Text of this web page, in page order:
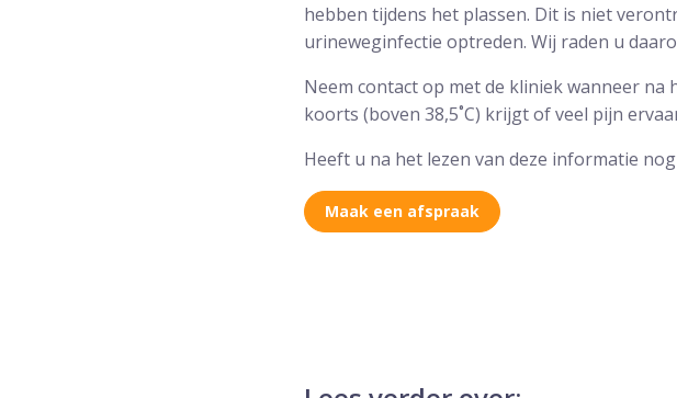
hebben tijdens het plassen. Dit is niet
urineweginfectie optreden. Wij raden u
Neem contact op met de kliniek wanneer
koorts (boven 38,5˚C) krijgt of veel pijn
Heeft u na het lezen van deze informatie
Maak een afspraak